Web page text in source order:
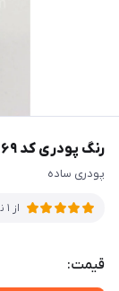
رنگ پودری کد ۶۹ - سبز ساده (بلک لایت) (۲۰گرمی)
پودری ساده
از 1 نظر
قیمت: